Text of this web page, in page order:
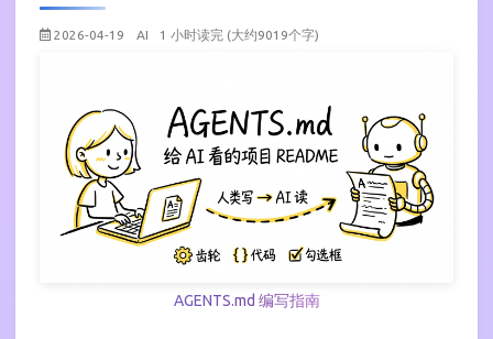
2026-04-19 AI 1 小时读完 (大约9019个字)
AGENTS.md 编写指南